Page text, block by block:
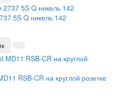
5S Q никель 142
RSB-CR на круглой розетке